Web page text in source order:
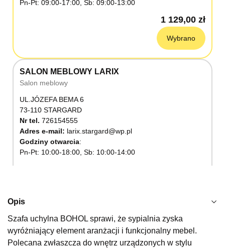
Pn-Pt: 09:00-17:00, Sb: 09:00-13:00
1 129,00 zł
Wybrano
SALON MEBLOWY LARIX
Salon meblowy
UL.JÓZEFA BEMA 6
73-110 STARGARD
Nr tel. 726154555
Adres e-mail: larix.stargard@wp.pl
Godziny otwarcia
Pn-Pt: 10:00-18:00, Sb: 10:00-14:00
SALON MEBLOWY KUBUŚ
Salon meblowy
Opis
Szafa uchylna BOHOL sprawi, że sypialnia zyska
wyróżniający element aranżacji i funkcjonalny mebel.
Polecana zwłaszcza do wnętrz urządzonych w stylu